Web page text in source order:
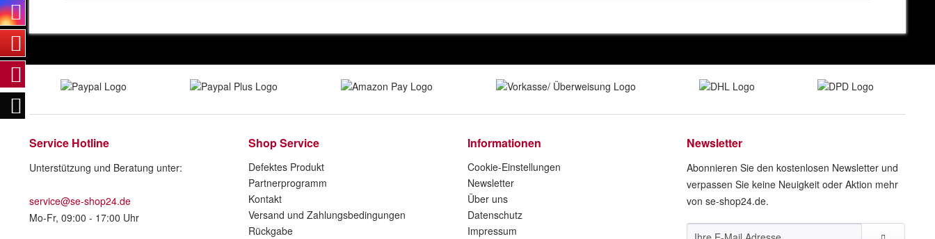
Service Hotline
Unterstützung und Beratung unter:
service@se-shop24.de
Mo-Fr, 09:00 - 17:00 Uhr
Shop Service
Defektes Produkt
Partnerprogramm
Kontakt
Versand und Zahlungsbedingungen
Rückgabe
Informationen
Cookie-Einstellungen
Newsletter
Über uns
Datenschutz
Impressum
Newsletter
Abonnieren Sie den kostenlosen Newsletter und
verpassen Sie keine Neuigkeit oder Aktion mehr
von se-shop24.de.